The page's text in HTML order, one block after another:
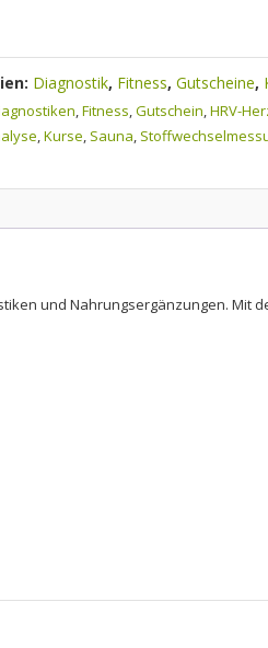
Diagnostik, Fitness, Gutscheine,
,Fitness,Gutschein,HRV-
,Kurse, Sauna,
und Nahrungsergänzungen. Mit